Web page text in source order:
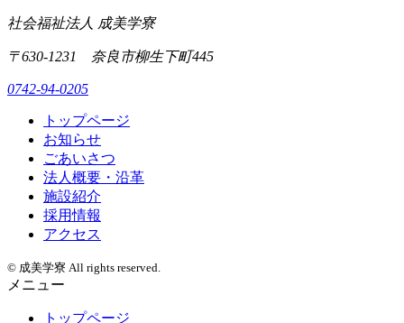
社会福祉法人 成美学寮
〒630-1231 奈良市柳生下町445
0742-94-0205
トップページ
お知らせ
ごあいさつ
法人概要・沿革
施設紹介
採用情報
アクセス
© 成美学寮 All rights reserved.
メニュー
トップページ